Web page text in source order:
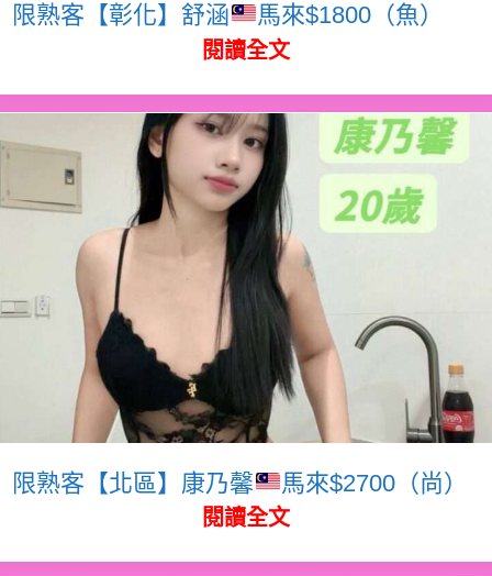
限熟客【彰化】舒涵 馬來$1800（魚）
閱讀全文
限熟客【北區】康乃馨 馬來$2700（尚）
閱讀全文